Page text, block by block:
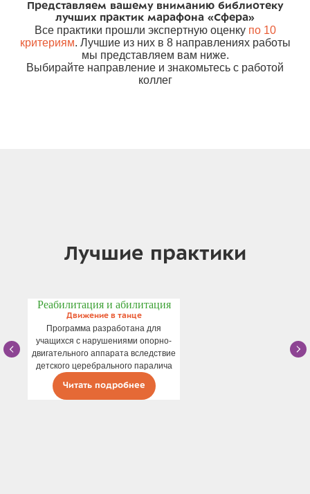
Представляем вашему вниманию библиотеку
лучших практик марафона «Сфера»
Все практики прошли экспертную оценку по 10
критериям. Лучшие из них в 8 направлениях работы
мы представляем вам ниже.
Выбирайте направление и знакомьтесь с работой
коллег
Лучшие практики
Реабилитация и абилитация
Движение в танце
Программа разработана для
учащихся с нарушениями опорно-
двигательного аппарата вследствие
детского церебрального паралича
Читать подробнее